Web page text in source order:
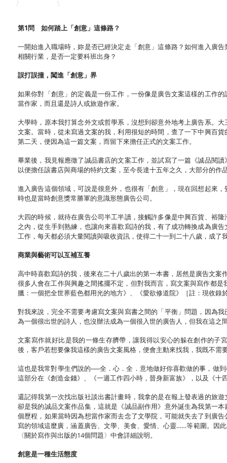
第1問 如何踏上「創意」這條路？
一開始進入職場時，妳是否已經決定走「創意」這條路？如何進入廣
相關行業，是否一定要科班出身？
誤打誤撞，闖進「創意」界
如果你對「創意」的定義是一份工作，一份像是廣告文案這樣的工作
當作家，而且還是詩人或旅遊作家。
大學時，原本我打算念外文或哲學系，沒想到卻意外地考上廣告系。
文案。當時，從未寫過文案的我，利用很短的時間，查了一下中興百
第二天，便因為這一篇文案，而留下來擔任正式的文案工作。
畢業後，我見報應徵了誠品書店的文案工作，並試寫了一篇《誠品閱
以便擔任該書店與商場的特約文案，至今長達十五年之久，大部分的作
進入廣告這個領域，可說是很意外，也很有「創意」，現在回想起來
時也是當時創意獎常勝軍的意識形態廣告公司。
大四的時候，就待在廣告公司半工半讀，接觸許多像是中興百貨、裕
之內，從生手到熟練，也讓向來喜歡寫詩的我，有了成功轉換成為廣
工作，每天都必須大量閱讀與吸收資訊，使得二十一到二十八歲，成了
商業與藝術可以互補互養
高中時喜歡寫詩的我，後來在二十八歲出的第一本書，居然是廣告文
很多人會在工作與興趣之間搖擺不定，但對我而言，寫文案與寫作都
臘：一個把全世界藍色都用光的地方》、《愛欲修道院》［註：現收
對我來說，完全不需要考慮寫文案與寫書之間的「平衡」問題，因為
為一個很出世的詩人，也沒辦法成為一個很入世的廣告人，但我在這
文案寫作就好比是我的一條生存臍帶，讓我得以安心的躲在創作的
後，客戶若想要像我這樣的廣告文案風格，便會主動來找我，我既不
這也是我常對學生們說的──全．心．全．意地做好你喜歡做的事，做
這部分在《創造金錢》、《一週工作四小時，晉身新富族》，以及《
還記得我第一次找出版社談出書計畫時，我拿的是在報上發表過的旅
卻是我的誠品文案作品集，這就是《誠品副作用》意外誕生為我第一
個歷程，如果當時因為想當作家而去念了文學院，可能就失去了到廣
寫的領域這麼廣，涵蓋廣告、文學、美食、愛情、心靈……等範圍。因
〈關於寫作與出版的14個問題〉中會詳細說明。
創意是一種生活態度